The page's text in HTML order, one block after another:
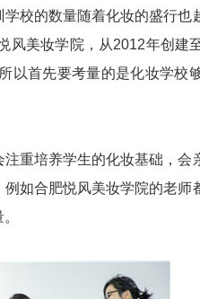
的数量随着化妆的盛行也
美妆学院，从2012年创建
以首先要考量的是化妆学校
培养学生的化妆基础，会
如合肥悦风美妆学院的老师